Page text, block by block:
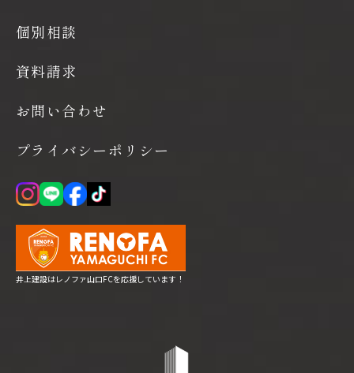
個別相談
資料請求
お問い合わせ
プライバシーポリシー
井上建設はレノファ山口FCを応援しています！